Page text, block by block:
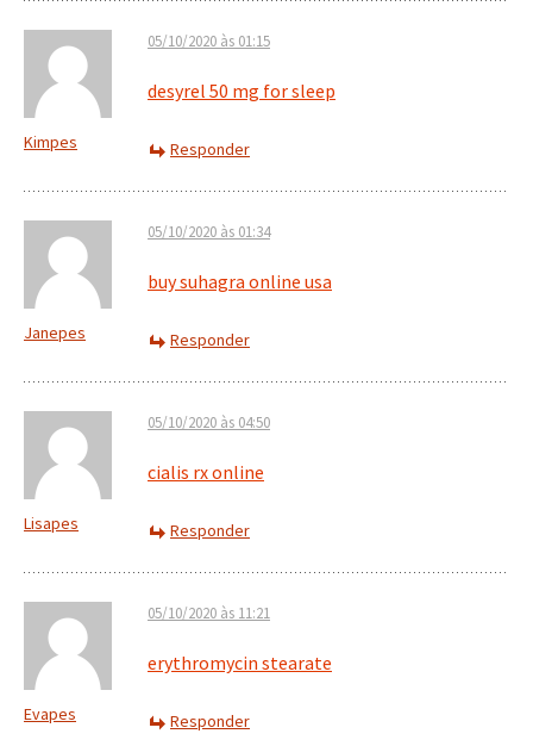
Kimpes
05/10/2020 às 01:15
desyrel 50 mg for sleep
Responder
Janepes
05/10/2020 às 01:34
buy suhagra online usa
Responder
Lisapes
05/10/2020 às 04:50
cialis rx online
Responder
Evapes
05/10/2020 às 11:21
erythromycin stearate
Responder